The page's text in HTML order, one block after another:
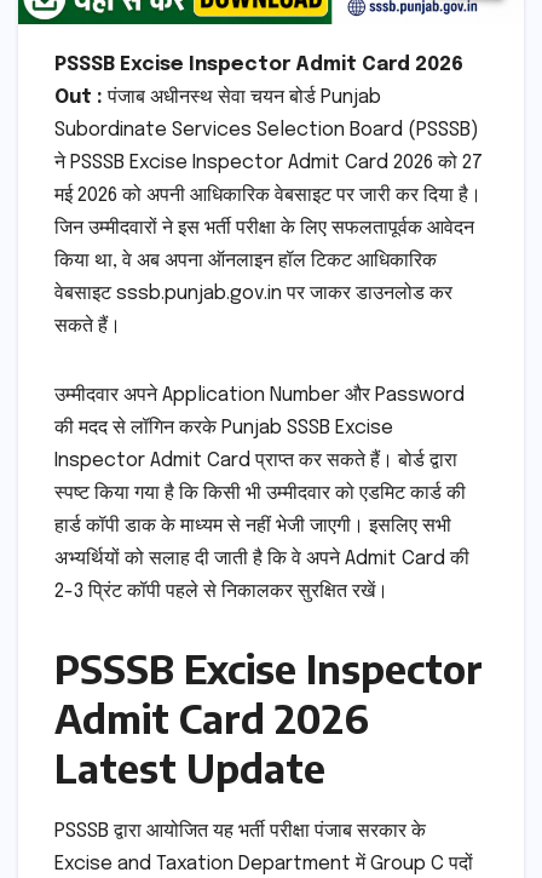
PSSSB Excise Inspector Admit Card 2026
Out : पंजाब अधीनस्थ सेवा चयन बोर्ड Punjab
Subordinate Services Selection Board (PSSSB)
ने PSSSB Excise Inspector Admit Card 2026 को 27
मई 2026 को अपनी आधिकारिक वेबसाइट पर जारी कर दिया है।
जिन उम्मीदवारों ने इस भर्ती परीक्षा के लिए सफलतापूर्वक आवेदन
किया था, वे अब अपना ऑनलाइन हॉल टिकट आधिकारिक
वेबसाइट sssb.punjab.gov.in पर जाकर डाउनलोड कर
सकते हैं।
उम्मीदवार अपने Application Number और Password
की मदद से लॉगिन करके Punjab SSSB Excise
Inspector Admit Card प्राप्त कर सकते हैं। बोर्ड द्वारा
स्पष्ट किया गया है कि किसी भी उम्मीदवार को एडमिट कार्ड की
हार्ड कॉपी डाक के माध्यम से नहीं भेजी जाएगी। इसलिए सभी
अभ्यर्थियों को सलाह दी जाती है कि वे अपने Admit Card की
2-3 प्रिंट कॉपी पहले से निकालकर सुरक्षित रखें।
PSSSB Excise Inspector
Admit Card 2026
Latest Update
PSSSB द्वारा आयोजित यह भर्ती परीक्षा पंजाब सरकार के
Excise and Taxation Department में Group C पदों